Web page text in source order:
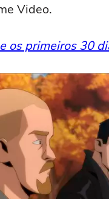
Video.
os primeiros 30